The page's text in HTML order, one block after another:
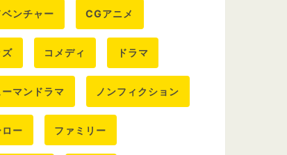
ベンチャー CGアニメ
ズ コメディ ドラマ
ーマンドラマ ノンフィクション
ロー ファミリー